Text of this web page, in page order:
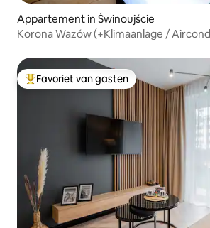
Appartement in Świnoujście
Korona Wazów (+Klimaanlage /
Topfavoriet van gasten
Favoriet van gasten